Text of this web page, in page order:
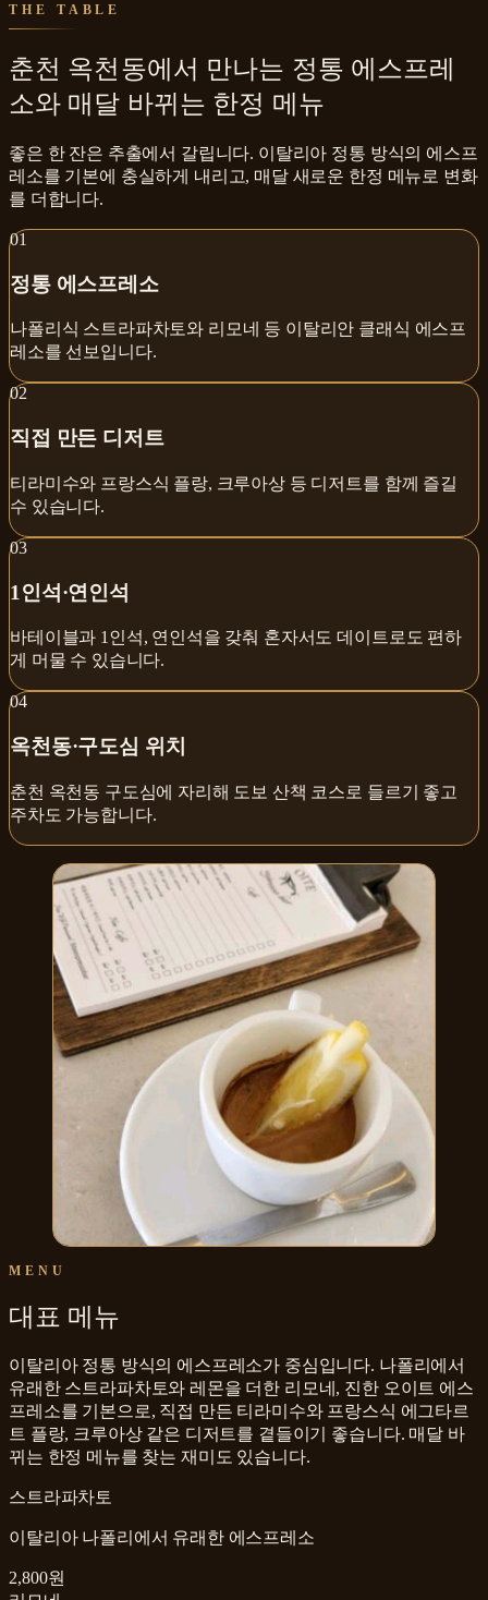
THE TABLE
춘천 옥천동에서 만나는 정통 에스프레
소와 매달 바뀌는 한정 메뉴
좋은 한 잔은 추출에서 갈립니다. 이탈리아 정통 방식의 에스프
레소를 기본에 충실하게 내리고, 매달 새로운 한정 메뉴로 변화
를 더합니다.
01
정통 에스프레소
나폴리식 스트라파차토와 리모네 등 이탈리안 클래식 에스프
레소를 선보입니다.
02
직접 만든 디저트
티라미수와 프랑스식 플랑, 크루아상 등 디저트를 함께 즐길
수 있습니다.
03
1인석·연인석
바테이블과 1인석, 연인석을 갖춰 혼자서도 데이트로도 편하
게 머물 수 있습니다.
04
옥천동·구도심 위치
춘천 옥천동 구도심에 자리해 도보 산책 코스로 들르기 좋고
주차도 가능합니다.
MENU
대표 메뉴
이탈리아 정통 방식의 에스프레소가 중심입니다. 나폴리에서
유래한 스트라파차토와 레몬을 더한 리모네, 진한 오이트 에스
프레소를 기본으로, 직접 만든 티라미수와 프랑스식 에그타르
트 플랑, 크루아상 같은 디저트를 곁들이기 좋습니다. 매달 바
뀌는 한정 메뉴를 찾는 재미도 있습니다.
스트라파차토
이탈리아 나폴리에서 유래한 에스프레소
2,800원